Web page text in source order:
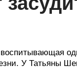
У Татьяны